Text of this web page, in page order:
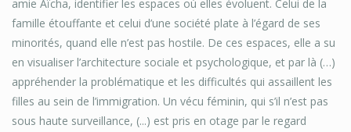
amie Aïcha, identifier les espaces où elles évoluent. Celui de la
famille étouffante et celui d’une société plate à l’égard de ses
minorités, quand elle n’est pas hostile. De ces espaces, elle a su
en visualiser l’architecture sociale et psychologique, et par là (…)
appréhender la problématique et les difficultés qui assaillent les
filles au sein de l’immigration. Un vécu féminin, qui s’il n’est pas
sous haute surveillance, (...) est pris en otage par le regard